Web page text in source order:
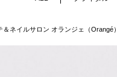
ネイルサロン オランジェ（Orangé）